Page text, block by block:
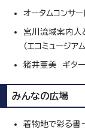
オータムコンサ
宮川流域案内人
（エコミュージ
猪井亜美 ギター
みんなの広場
着物地で彩る書